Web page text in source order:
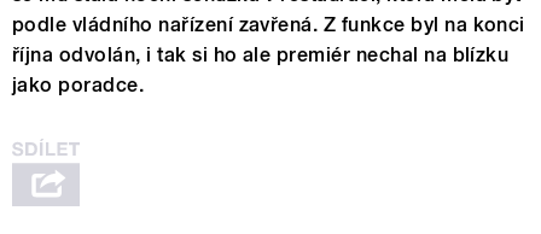
podle vládního nařízení zavřená. Z funkce byl na konci
října odvolán, i tak si ho ale premiér nechal na blízku
jako poradce.